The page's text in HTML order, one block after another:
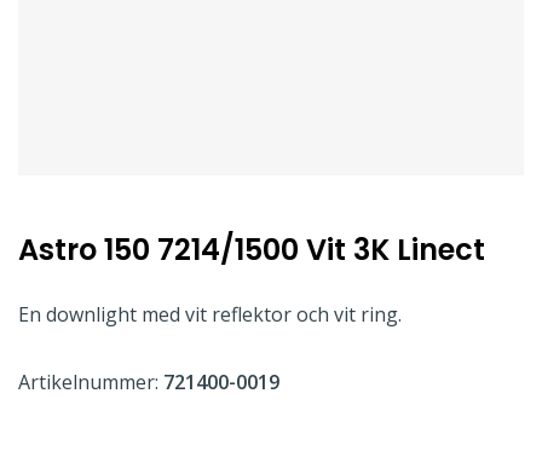
Astro 150 7214/1500 Vit 3K Linect
En downlight med vit reflektor och vit ring.
Artikelnummer: 721400-0019